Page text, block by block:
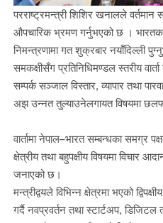
परराष्ट्रमन्त्री शिशिर खनालले
औपचारिक भ्रमण गर्नुभएको छ ।
निमन्त्रणामा गत शुक्रबार नयाँदिल्ली
समकक्षीसँग प्रतिनिधिमण्डल स्तरीय वार्ता
सम्पर्क सञ्जाल विस्तार, व्यापार तथा
अझ उन्नत तुल्याउनेलगायत विषयमा
वार्तामा नेपाल–भारत सम्बन्धका समग्र
क्षेत्रीय तथा बहुपक्षीय विषयमा विचार
जनाएको छ।
मन्त्रीद्वयले विभिन्न क्षेत्रमा भएको
गर्दै नवप्रवर्तन तथा स्टार्टअप, डिजिटल